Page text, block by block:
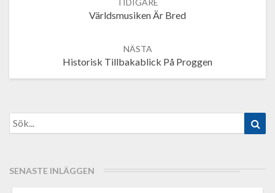
Världsmusiken Är Bred
Historisk Tillbakablick På Proggen
Search
for:
SENASTE INLÄGGEN